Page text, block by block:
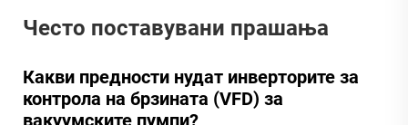
Често поставувани прашања
Какви предности нудат инверторите за
контрола на брзината (VFD) за